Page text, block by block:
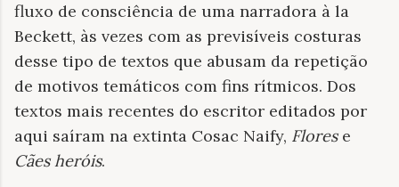
fluxo de consciência de uma narradora à la
Beckett, às vezes com as previsíveis costuras
desse tipo de textos que abusam da repetição
de motivos temáticos com fins rítmicos. Dos
textos mais recentes do escritor editados por
aqui saíram na extinta Cosac Naify, Florese
Cães heróis.